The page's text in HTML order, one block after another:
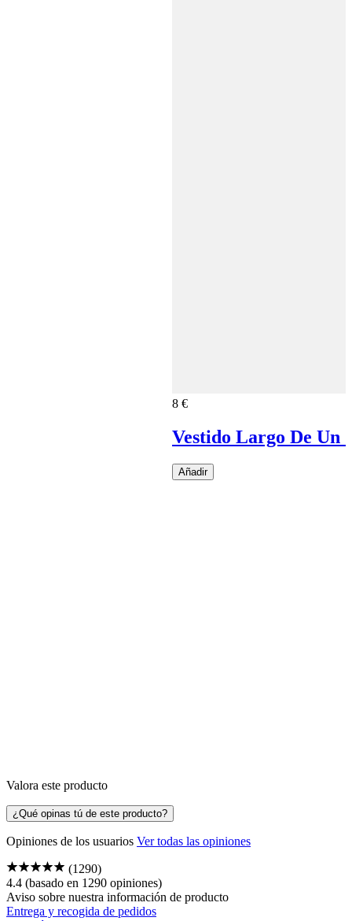
8 €
Vestido Largo De Un
Añadir
Valora este producto
¿Qué opinas tú de este producto?
Opiniones de los usuarios Ver todas las opiniones
(1290)
4.4 (basado en 1290 opiniones)
Aviso sobre nuestra información de producto
Entrega y recogida de pedidos